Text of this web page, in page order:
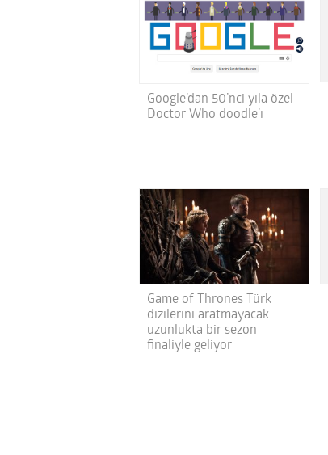
Google’dan 50’nci yıla özel
Doctor Who doodle’ı
Game of Thrones Türk
dizilerini aratmayacak
uzunlukta bir sezon
finaliyle geliyor